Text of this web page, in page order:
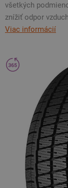
všetkých
znížiť odpor
Viac informácií